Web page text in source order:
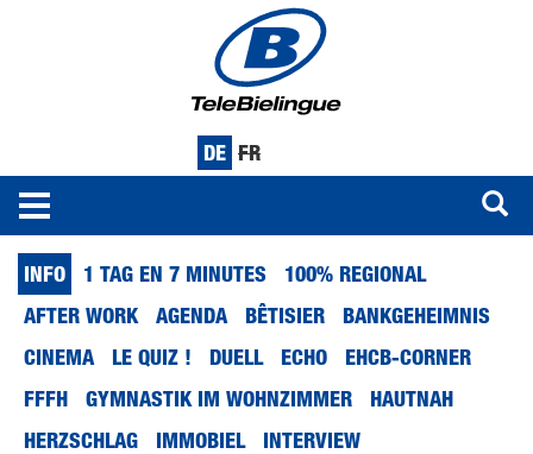
Direkt
Inhalt
DE FR
INFO 1 TAG EN 7 MINUTES
100% REGIONAL
AFTER WORK
AGENDA BÊTISIER
BANKGEHEIMNIS
CINEMA
LE QUIZ ! DUELL ECHO
EHCB-CORNER
FFFH
GYMNASTIK IM WOHNZIMMER
HAUTNAH
HERZSCHLAG
IMMOBIEL
INTERVIEW